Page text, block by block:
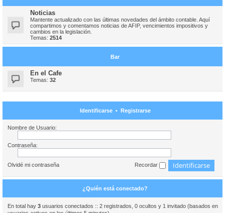
Noticias
Mantente actualizado con las últimas novedades del ámbito contable. Aquí
compartimos y comentamos noticias de AFIP, vencimientos impositivos y
cambios en la legislación.
Temas: 2514
Bar
En el Cafe
Temas: 32
Identificarse• Registrarse
Nombre de Usuario:
Contraseña:
Olvidé mi contraseña Recordar
¿Quién está conectado?
En total hay 3 usuarios conectados :: 2 registrados, 0 ocultos y 1 invitado (basados en